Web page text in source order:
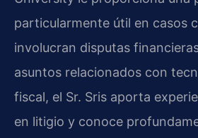
particularmente útil en casos
involucran disputas
asuntos relacionados con
fiscal, el Sr. Sris aporta
en litigio y conoce